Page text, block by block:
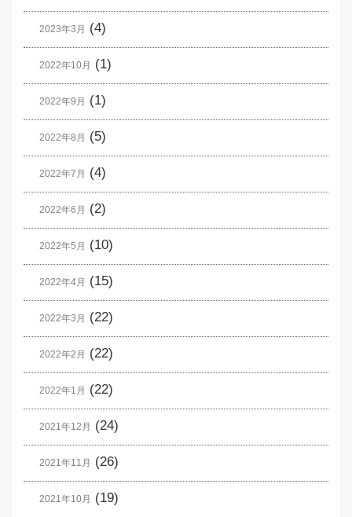
2023年3月 (4)
2022年10月 (1)
2022年9月 (1)
2022年8月 (5)
2022年7月 (4)
2022年6月 (2)
2022年5月 (10)
2022年4月 (15)
2022年3月 (22)
2022年2月 (22)
2022年1月 (22)
2021年12月 (24)
2021年11月 (26)
2021年10月 (19)